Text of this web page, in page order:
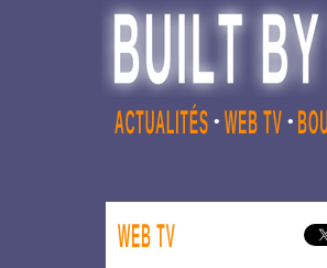
• •